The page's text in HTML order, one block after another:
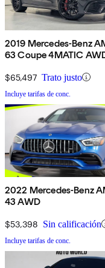
2019 Mercedes-Benz
63 Coupe 4MATIC
$65,497 Trato justo
Incluye tarifas de conc.
2022 Mercedes-Benz
43 AWD
$53,398 Sin calificación
Incluye tarifas de conc.